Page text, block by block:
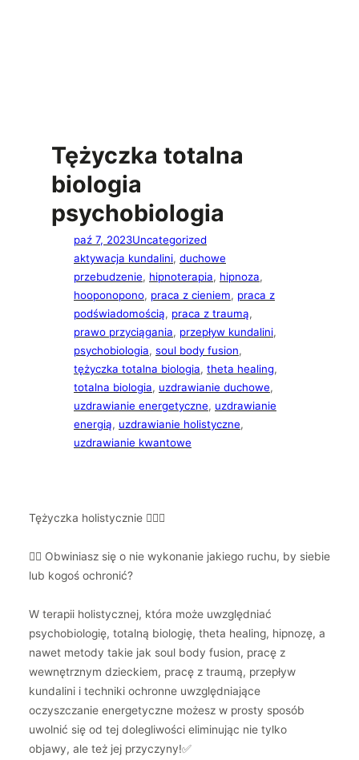
Tężyczka totalna
biologia
psychobiologia
paź 7, 2023Uncategorized
aktywacja kundalini, duchowe
przebudzenie, hipnoterapia, hipnoza
hooponopono, praca z cieniem, praca z
podświadomością, praca z traumą
prawo przyciągania, przepływ kundalini
psychobiologia, soul body fusion
tężyczka totalna biologia, theta healing
totalna biologia, uzdrawianie duchowe
uzdrawianie energetyczne, uzdrawianie
energią, uzdrawianie holistyczne
uzdrawianie kwantowe
Tężyczka holistycznie 🧚🏻‍♀️
👉🏻 Obwiniasz się o nie wykonanie jakiego ruchu, by siebie
lub kogoś ochronić?
W terapii holistycznej, która może uwzględniać
psychobiologię, totalną biologię, theta healing, hipnozę, a
nawet metody takie jak soul body fusion, pracę z
wewnętrznym dzieckiem, pracę z traumą, przepływ
kundalini i techniki ochronne uwzględniające
oczyszczanie energetyczne możesz w prosty sposób
uwolnić się od tej dolegliwości eliminując nie tylko
objawy, ale też jej przyczyny!✅